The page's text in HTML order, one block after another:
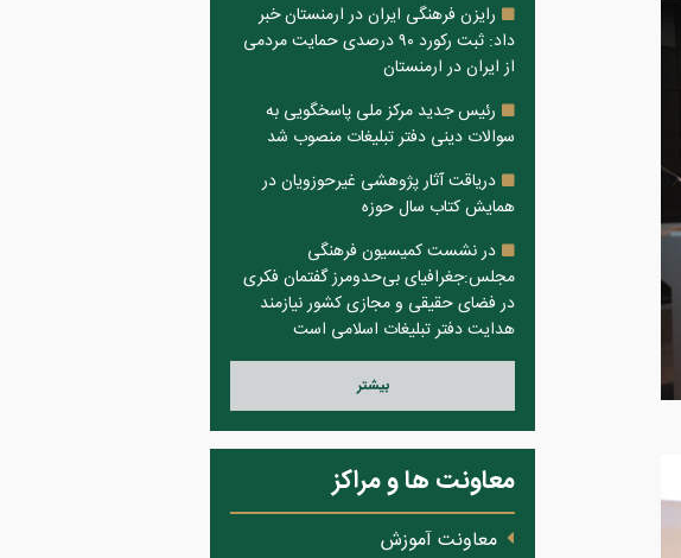
رایزن فرهنگی ایران در ارمنستان خبر
داد: ثبت رکورد ۹۰ درصدی حمایت مردمی
از ایران در ارمنستان
رئیس جدید مرکز ملی پاسخگویی به
سوالات دینی دفتر تبلیغات منصوب شد
دریاقت آثار پژوهشی غیرحوزویان در
همایش کتاب سال حوزه
در نشست کمیسیون فرهنگی
مجلس:جغرافیای بی‌حدومرز گفتمان فکری
در فضای حقیقی و مجازی کشور نیازمند
هدایت دفتر تبلیغات اسلامی است
بيشتر
معاونت ها و مراکز
معاونت آموزش